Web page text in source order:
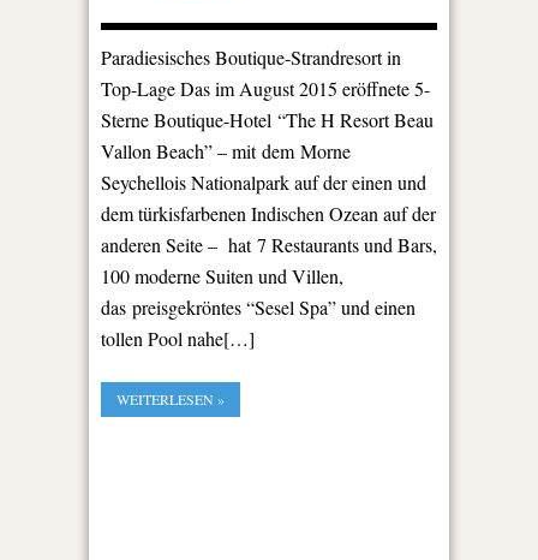
Paradiesisches Boutique-Strandresort in
Top-Lage Das im August 2015 eröffnete 5-
Sterne Boutique-Hotel “The H Resort Beau
Vallon Beach” – mit dem Morne
Seychellois Nationalpark auf der einen und
dem türkisfarbenen Indischen Ozean auf der
anderen Seite – hat 7 Restaurants und Bars,
100 moderne Suiten und Villen,
das preisgekröntes “Sesel Spa” und einen
tollen Pool nahe[…]
WEITERLESEN »